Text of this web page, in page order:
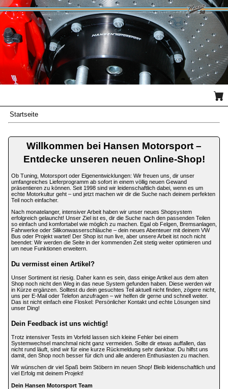
Startseite
Hansen Motorsport - VW
Willkommen bei Hansen Motorsport –
Entdecke unseren neuen Online-Shop!
Ob Tuning, Motorsport oder Eigenentwicklungen: Wir freuen uns, dir unser
umfangreiches Lieferprogramm ab sofort in einem völlig neuen Gewand
präsentieren zu können. Seit 1998 sind wir leidenschaftlich dabei, wenn es um
echte Motorkultur geht – und jetzt machen wir dir die Suche nach deinem perfekten
Teil noch einfacher.
Nach monatelanger, intensiver Arbeit haben wir unser neues Shopsystem
erfolgreich gelauncht! Unser Ziel ist es, dir die Suche nach den passenden Teilen
so einfach und komfortabel wie möglich zu machen. Egal ob Felgen, Bremsanlagen,
Fahrwerke oder Silikonwasserschläuche – dein neues Abenteuer mit deinem VW
Bus oder Projekt wartet! Der Shop ist nun live, aber unsere Arbeit ist noch nicht
beendet: Wir werden die Seite in der kommenden Zeit stetig weiter optimieren und
um neue Funktionen erweitern.
Du vermisst einen Artikel?
Unser Sortiment ist riesig. Daher kann es sein, dass einige Artikel aus dem alten
Shop noch nicht den Weg in das neue System gefunden haben. Diese werden wir
in Kürze ergänzen. Solltest du dein gesuchtes Teil aktuell nicht finden, zögere nicht,
uns per E-Mail oder Telefon anzufragen – wir helfen dir gerne und schnell weiter.
Das ist nicht einfach eine Floskel: Persönlicher Kontakt und echte Lösungen sind
unser Ding!
Dein Feedback ist uns wichtig!
Trotz intensiver Tests im Vorfeld lassen sich kleine Fehler bei einem
Systemwechsel manchmal nicht ganz vermeiden. Sollte dir etwas auffallen, das
nicht rund läuft, sind wir für eine kurze Rückmeldung sehr dankbar. Du hilfst uns
damit, den Shop noch besser für dich und alle anderen Enthusiasten zu machen.
Wir wünschen dir viel Spaß beim Stöbern im neuen Shop! Bleib leidenschaftlich und
viel Erfolg mit deinem Projekt!
Dein Hansen Motorsport Team